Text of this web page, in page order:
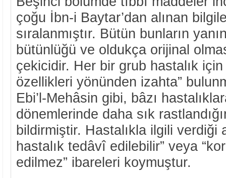
çoğu İbn-i Baytar’dan alınan
sıralanmıştır. Bütün bunların
bütünlüğü ve oldukça orijinal
çekicidir. Her bir grub hastalık
özellikleri yönünden izahta”
Ebi’l-Mehâsin gibi, bâzı
dönemlerinde daha sık
bildirmiştir. Hastalıkla ilgili verdiği
hastalık tedâvî edilebilir” veya
edilmez” ibareleri koymuştur.